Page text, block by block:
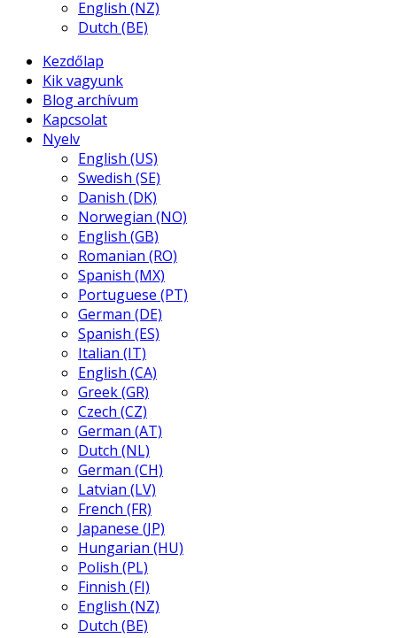
English (NZ)
Dutch (BE)
Kezdőlap
Kik vagyunk
Blog archívum
Kapcsolat
Nyelv
English (US)
Swedish (SE)
Danish (DK)
Norwegian (NO)
English (GB)
Romanian (RO)
Spanish (MX)
Portuguese (PT)
German (DE)
Spanish (ES)
Italian (IT)
English (CA)
Greek (GR)
Czech (CZ)
German (AT)
Dutch (NL)
German (CH)
Latvian (LV)
French (FR)
Japanese (JP)
Hungarian (HU)
Polish (PL)
Finnish (FI)
English (NZ)
Dutch (BE)